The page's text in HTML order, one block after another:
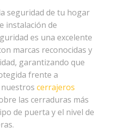
seguridad de tu hogar
instalación de
es una excelente
marcas reconocidas y
garantizando que
frente a
cerrajeros
las cerraduras más
de puerta y el nivel de